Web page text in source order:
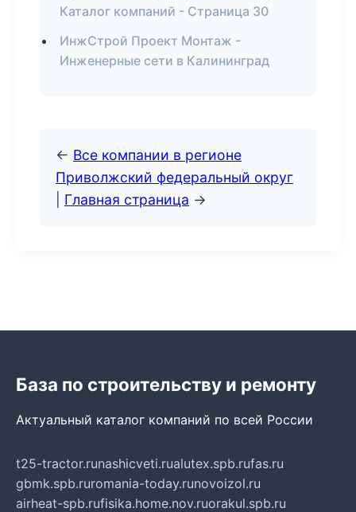
Каталог компаний - Страница 30
ИнжСтрой Проект Монтаж -
Инженерные сети в Калининград
← Все компании в регионе
Приволжский федеральный округ
Главная страница →
База по строительству и ремонту
Актуальный каталог компаний по всей России
t25-tractor.runashicveti.rualutex.spb.rufas.ru
gbmk.spb.ruromania-today.runovoizol.ru
airheat-spb.rufisika.home.nov.ruorakul.spb.ru